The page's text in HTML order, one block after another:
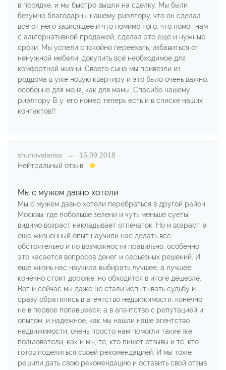
в порядке, и мы быстро вышли на сделку. Мы были
безумно благодарны нашему риэлтору, что он сделал
все от него зависящее и что помимо того, что помог нам
с альтернативной продажей, сделал это ещё и нужные
сроки. Мы успели спокойно переехать, избавиться от
ненужной мебели, докупить всё необходимое для
комфортной жизни. Своего сына мы привезли из
роддома в уже новую квартиру и это было очень важно,
особенно для меня, как для мамы. Спасибо нашему
риэлтору В..у, его номер теперь есть и в списке наших
контактов!!
shuhovalarisa
15.09.2018
Нейтральный отзыв:
Мы с мужем давно хотели
Мы с мужем давно хотели перебраться в другой район
Москвы, где побольше зелени и чуть меньше суеты,
видимо возраст накладывает отпечаток. Но и возраст, а
еще жизненный опыт научили нас делать все
обстоятельно и по возможности правильно, особенно
это касается вопросов денег и серьезных решений. И
ещё жизнь нас научила выбирать лучшее, а лучшее
конечно стоит дороже, но обходится в итоге дешевле.
Вот и сейчас мы даже не стали испытывать судьбу и
сразу обратились в агентство недвижимости, конечно
не в первое попавшееся, а в агентство с репутацией и
опытом, и надежное, как мы нашли наше агентство
недвижимости, очень просто нам помогли такие же
пользователи, как и мы, те, кто пишет отзывы и те, кто
готов поделиться своей рекомендацией. И мы тоже
решили дать свою рекомендацию и оставить свой отзыв